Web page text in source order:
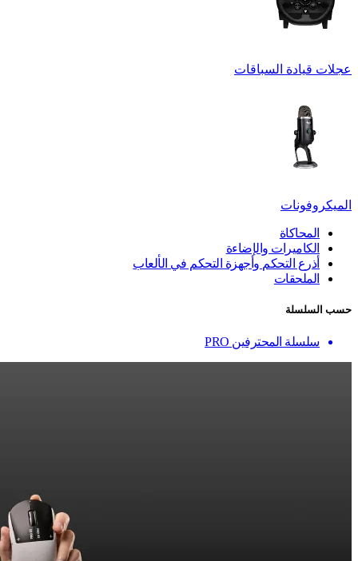
عجلات قيادة السباقات
الميكروفونات
المحاكاة
الكاميرات والإضاءة
أذرع التحكم وأجهزة التحكم في الألعاب
الملحقات
حسب السلسلة
سلسلة المحترفين PRO